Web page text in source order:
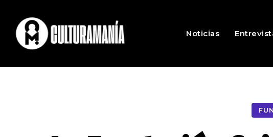
Noticias